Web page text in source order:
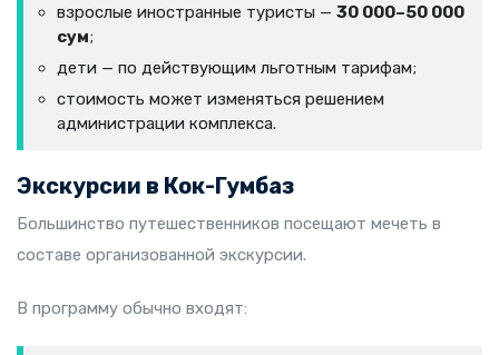
взрослые иностранные туристы — 30 000–50 000
сум;
дети — по действующим льготным тарифам;
стоимость может изменяться решением
администрации комплекса.
Экскурсии в Кок-Гумбаз
Большинство путешественников посещают мечеть в
составе организованной экскурсии.
В программу обычно входят: